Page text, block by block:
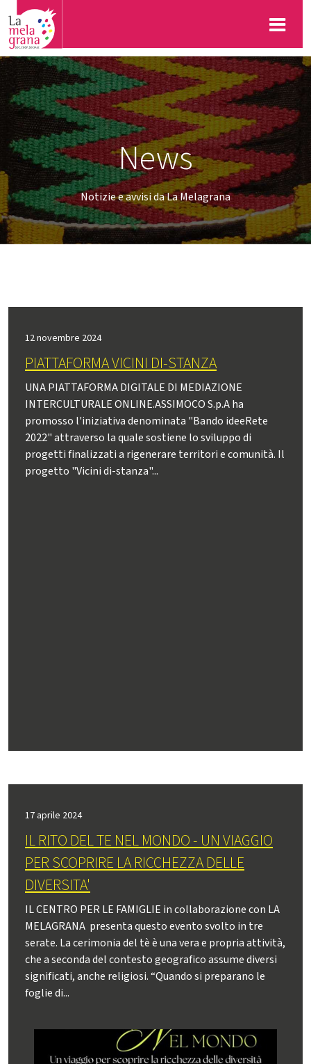
News
Notizie e avvisi da La Melagrana
12 novembre 2024
PIATTAFORMA VICINI DI-STANZA
UNA PIATTAFORMA DIGITALE DI MEDIAZIONE
INTERCULTURALE ONLINE.ASSIMOCO S.p.A ha
promosso l'iniziativa denominata "Bando ideeRete
2022" attraverso la quale sostiene lo sviluppo di
progetti finalizzati a rigenerare territori e comunità. Il
progetto "Vicini di-stanza"...
17 aprile 2024
IL RITO DEL TE NEL MONDO - UN VIAGGIO
PER SCOPRIRE LA RICCHEZZA DELLE
DIVERSITA'
IL CENTRO PER LE FAMIGLIE in collaborazione con LA
MELAGRANA presenta questo evento svolto in tre
serate. La cerimonia del tè è una vera e propria attività,
che a seconda del contesto geografico assume diversi
significati, anche religiosi. “Quando si preparano le
foglie di...